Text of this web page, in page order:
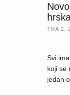
TRA 2,
Svi
koji se
jedan